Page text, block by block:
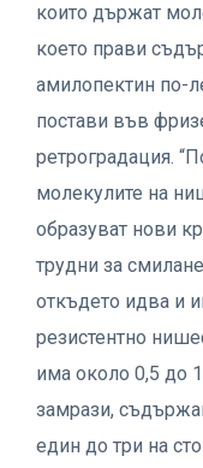
които държат
което прави
амилопектин по-
постави във
ретроградация.
молекулите на
образуват нови
трудни за
откъдето идва и
резистентно
има около 0,5 до
замрази,
един до три на